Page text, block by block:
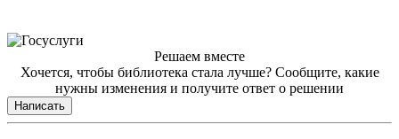
Решаем вместе
Хочется, чтобы библиотека стала лучше? Сообщите, какие
нужны изменения и получите ответ о решении
Написать